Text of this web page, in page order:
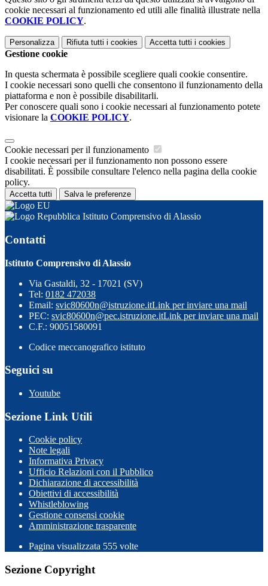
cookie necessari al funzionamento ed utili alle finalità illustrate nella
COOKIE POLICY.
Personalizza Rifiuta tutti i cookies Accetta tutti i cookies
Gestione cookie
In questa schermata è possibile scegliere quali cookie consentire.
I cookie necessari sono quelli che consentono il funzionamento della
piattaforma e non è possibile disabilitarli.
Per conoscere quali sono i cookie necessari al funzionamento potete
visionare la COOKIE POLICY.
Cookie necessari per il funzionamento
I cookie necessari per il funzionamento non possono essere
disabilitati. È possibile consultare l'elenco nella pagina della cookie
policy.
Accetta tutti Salva le preferenze
Istituto Comprensivo di Alassio
Contatti
Istituto Comprensivo di Alassio
Via Gastaldi, 32 - 17021 (SV)
Tel: 0182 472038
Email: svic80600n@istruzione.itLink per inviare una mail
PEC: svic80600n@pec.istruzione.itLink per inviare una mail
C.F.: 90051580091
Codice meccanografico istituto
Seguici su
Youtube
Sezione Link Utili
Cookie policy
Note legali
Informativa Privacy
Ufficio Relazioni con il Pubblico
Dichiarazione di accessibilità
Obiettivi di accessibilità
Whistleblowing
Gestione consensi cookie
Amministrazione trasparente
Pagina visualizzata 555 volte
Sezione Copyright